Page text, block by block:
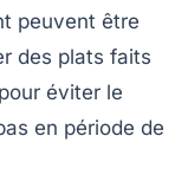
peuvent être
des plats faits
éviter le
en période de